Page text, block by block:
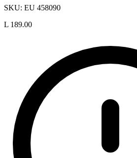
SKU: EU 458090
L 189.00